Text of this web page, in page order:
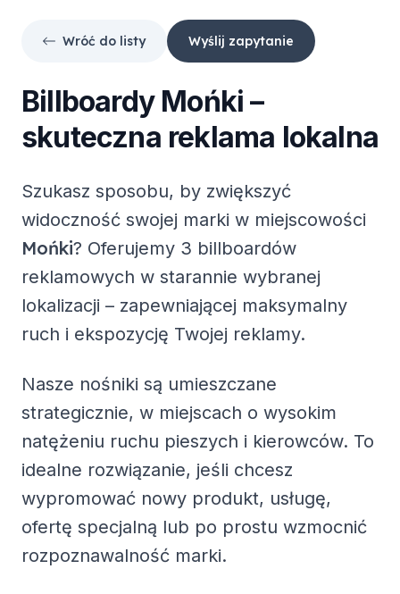
Wróć do listy Wyślij zapytanie
Billboardy Mońki –
skuteczna reklama lokalna
Szukasz sposobu, by zwiększyć
widoczność swojej marki w miejscowości
Mońki? Oferujemy 3 billboardów
reklamowych w starannie wybranej
lokalizacji – zapewniającej maksymalny
ruch i ekspozycję Twojej reklamy.
Nasze nośniki są umieszczane
strategicznie, w miejscach o wysokim
natężeniu ruchu pieszych i kierowców. To
idealne rozwiązanie, jeśli chcesz
wypromować nowy produkt, usługę,
ofertę specjalną lub po prostu wzmocnić
rozpoznawalność marki.